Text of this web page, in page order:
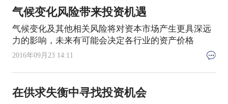
气候变化风险带来投资机遇
气候变化及其他相关风险将对资本市场产生更具深远
力的影响，未来有可能会决定各行业的资产价格
2016年09月23 14:11
在供求失衡中寻找投资机会